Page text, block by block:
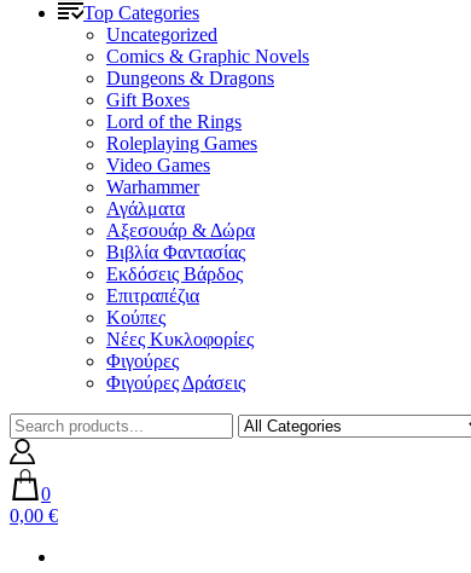
Top Categories
Uncategorized
Comics & Graphic Novels
Dungeons & Dragons
Gift Boxes
Lord of the Rings
Roleplaying Games
Video Games
Warhammer
Αγάλματα
Αξεσουάρ & Δώρα
Βιβλία Φαντασίας
Εκδόσεις Βάρδος
Επιτραπέζια
Κούπες
Νέες Κυκλοφορίες
Φιγούρες
Φιγούρες Δράσεις
0
0,00 €